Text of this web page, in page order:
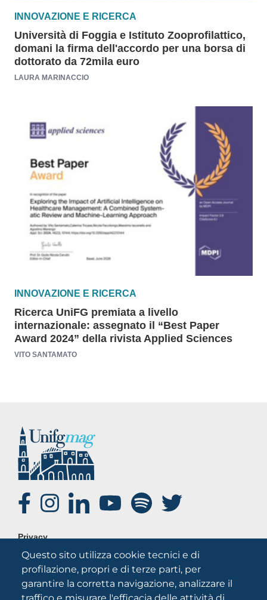
INNOVAZIONE E RICERCA
Università di Foggia e Istituto Zooprofilattico,
domani la firma dell'accordo per una borsa di
dottorato da 72mila euro
LAURA MARINACCIO
INNOVAZIONE E RICERCA
Ricerca UniFG premiata a livello
internazionale: assegnato il “Best Paper
Award 2024” della rivista Applied Sciences
VITO SANTAMATO
Questo sito utilizza cookie tecnici e di
profilazione, propri e di terze parti, per
garantire la corretta navigazione, analizzare il
SOCIAL
FOOTER
Privacy
Note legali
Credits
Chi siamo